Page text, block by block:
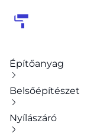
Építőanyag
Belsőépítészet
Nyílászáró